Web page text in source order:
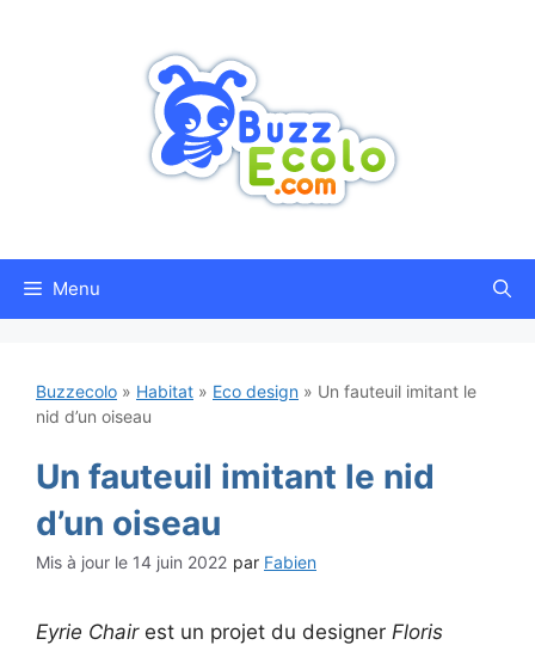
Menu
Buzzecolo » Habitat » Eco design » Un fauteuil imitant le
nid d’un oiseau
Un fauteuil imitant le nid
d’un oiseau
14 juin 2022 par Fabien
Eyrie Chairest un projet du designer Floris